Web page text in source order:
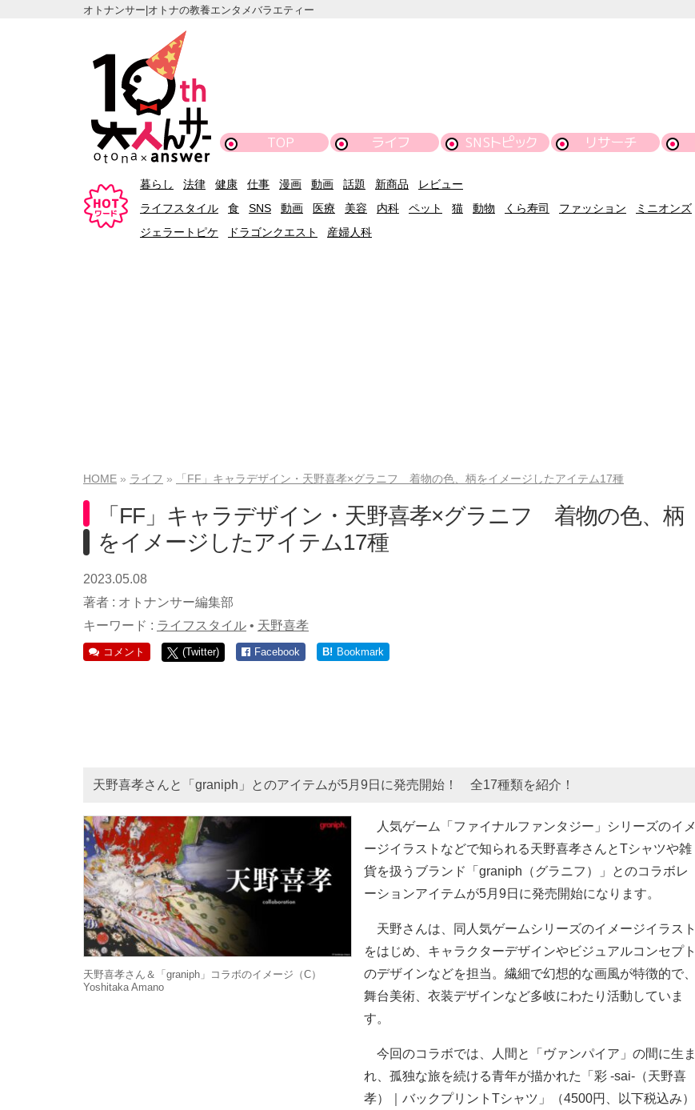
オトナンサー|オトナの教養エンタメバラエティー
TOP ライフ SNSトピック リサーチ
暮らし 法律 健康 仕事 漫画 動画 話題 新商品
レビュー
ライフスタイル
食 SNS 動画 医療 美容 内科 ペット 猫 動物 くら寿司 ファッション ミニオンズ
ジェラートピケ
ドラゴンクエスト 産婦人科
HOME ライフ 「FF」キャラデザイン・天野喜孝×グラニフ 着物の色、柄をイメージしたアイテム17種
「FF」キャラデザイン・天野喜孝×グラニフ 着物の色、柄
をイメージしたアイテム17種
2023.05.08
著者 : オトナンサー編集部
キーワード : ライフスタイル • 天野喜孝
コメント (Twitter) Facebook B! Bookmark
天野喜孝さんと「graniph」とのアイテムが5月9日に発売開始！ 全17種類を紹介！
天野喜孝さん＆「graniph」コラボのイメージ（C）
Yoshitaka Amano
人気ゲーム「ファイナルファンタジー」シリーズのイメ
ージイラストなどで知られる天野喜孝さんとTシャツや雑
貨を扱うブランド「graniph（グラニフ）」とのコラボレ
ーションアイテムが5月9日に発売開始になります。
天野さんは、同人気ゲームシリーズのイメージイラスト
をはじめ、キャラクターデザインやビジュアルコンセプト
のデザインなどを担当。繊細で幻想的な画風が特徴的で、
舞台美術、衣装デザインなど多岐にわたり活動していま
す。
今回のコラボでは、人間と「ヴァンパイア」の間に生ま
れ、孤独な旅を続ける青年が描かれた「彩 -sai-（天野喜
孝）｜バックプリントTシャツ」（4500円、以下税込み）